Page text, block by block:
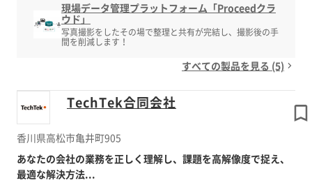
現場データ管理プラットフォーム「Proceedクラ
ウド」
写真撮影をしたその場で整理と共有が完結し、撮影後の手
間を削減します！
すべての製品を見る (5)
TechTek合同会社
香川県高松市亀井町905
あなたの会社の業務を正しく理解し、課題を高解像度で捉え、
最適な解決方法...